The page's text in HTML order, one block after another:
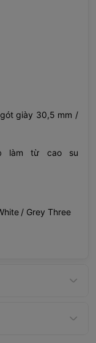
giày 30,5 mm /
làm từ cao su
/ Grey Three